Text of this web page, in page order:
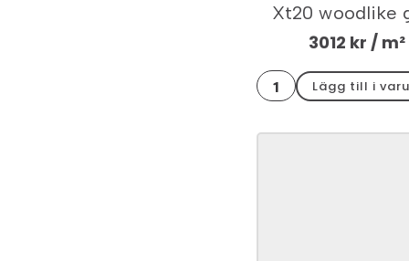
Xt20 woodlike
hörnkit
3012 kr / m²
Xt20
woodlike
grey
30x60x2
Lägg till i